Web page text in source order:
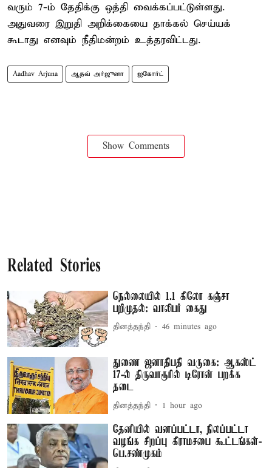
வரும் 7-ம் தேதிக்கு ஒத்தி வைக்கப்பட்டுள்ளது.
அதுவரை இறுதி அறிக்கையை தாக்கல் செய்யக்
கூடாது எனவும் நீதிமன்றம் உத்தரவிட்டது.
Aadhav Arjuna ஆதவ் அர்ஜுனா ஐகோர்ட்
Show Comments
Related Stories
நெல்லையில் 1.1 கிலோ கஞ்சா
பறிமுதல்: வாலிபர் கைது
தினத்தந்தி 46 minutes ago
துணை ஜனாதிபதி வருகை: ஆகஸ்ட்
17-ல் திருவாரூரில் டிரோன் பறக்க
தடை
தினத்தந்தி 1 hour ago
தேனியில் வனப்பட்டா, நிலப்பட்டா
வழங்க சிறப்பு கிராமசபை கூட்டங்கள்-
பெ.சண்முகம்